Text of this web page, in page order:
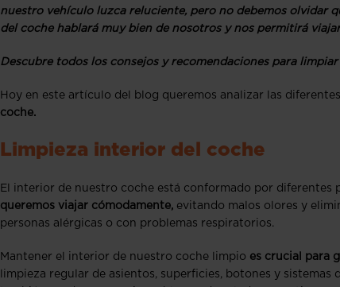
nuestro vehículo luzca reluciente, pero no debemos olvidar
del coche hablará muy bien de nosotros y nos permitirá
Descubre todos los consejos y recomendaciones para
Hoy en este artículo del blog queremos analizar las
coche.
Limpieza interior del coche
El interior de nuestro coche está conformado por diferentes
queremos viajar cómodamente, evitando malos olores y
personas alérgicas o con problemas respiratorios.
Mantener el interior de nuestro coche limpio es crucial para
limpieza regular de asientos, superficies, botones y